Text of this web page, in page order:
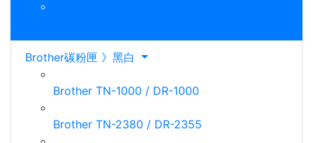
Brother碳粉匣 》黑白
Brother TN-1000 / DR-1000
Brother TN-2380 / DR-2355